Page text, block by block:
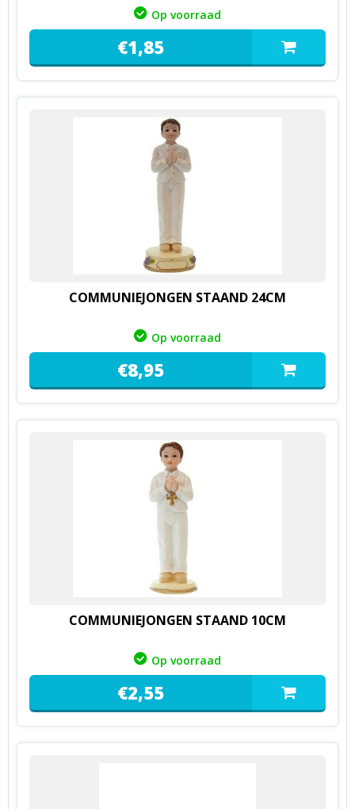
Op voorraad
€1,85
COMMUNIEJONGEN STAAND 24CM
Op voorraad
€8,95
COMMUNIEJONGEN STAAND 10CM
Op voorraad
€2,55